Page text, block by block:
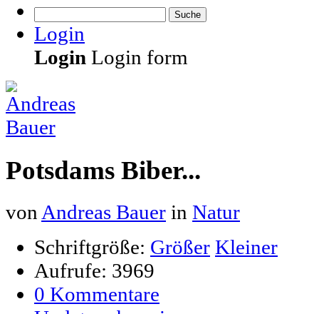
Suche
Login
Login Login form
Potsdams Biber...
von Andreas Bauer in Natur
Schriftgröße: Größer Kleiner
Aufrufe: 3969
0 Kommentare